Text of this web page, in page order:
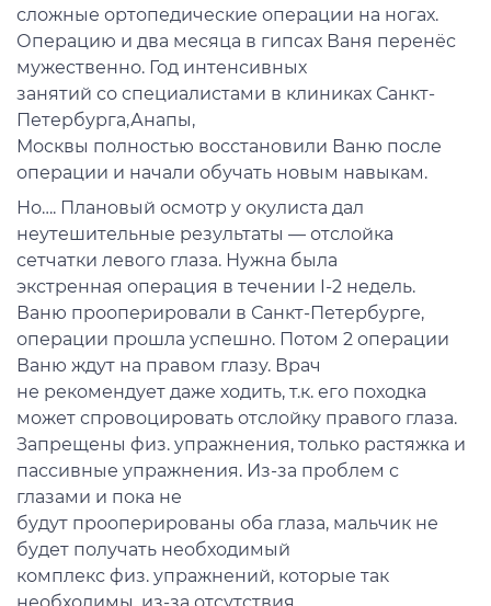
сложные ортопедические операции на ногах.
Операцию и два месяца в гипсах Ваня перенёс
мужественно. Год интенсивных
занятий со специалистами в клиниках Санкт-
Петербурга,Анапы,
Москвы полностью восстановили Ваню после
операции и начали обучать новым навыкам.
Но…. Плановый осмотр у окулиста дал
неутешительные результаты — отслойка
сетчатки левого глаза. Нужна была
экстренная операция в течении I-2 недель.
Ваню прооперировали в Санкт-Петербурге,
операции прошла успешно. Потом 2 операции
Ваню ждут на правом глазу. Врач
не рекомендует даже ходить, т.к. его походка
может спровоцировать отслойку правого глаза.
Запрещены физ. упражнения, только растяжка и
пассивные упражнения. Из-за проблем с
глазами и пока не
будут прооперированы оба глаза, мальчик не
будет получать необходимый
комплекс физ. упражнений, которые так